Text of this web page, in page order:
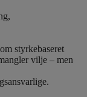
styrkebaseret
vilje – men